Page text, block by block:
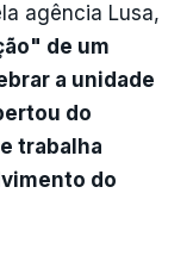
agência Lusa,
de um
a unidade
do
trabalha
do